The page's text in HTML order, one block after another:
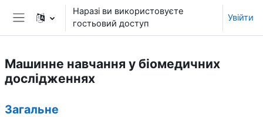
Перейти до головного вмісту
Бокова панель
Наразі ви використовуєте
гостьовий доступ
Увійти
Машинне навчання у біомедичних
дослідженнях
Загальне